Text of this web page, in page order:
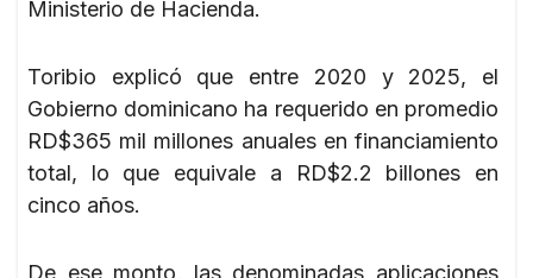
Ministerio de Hacienda.
Toribio explicó que entre 2020 y 2025, el
Gobierno dominicano ha requerido en promedio
RD$365 mil millones anuales en financiamiento
total, lo que equivale a RD$2.2 billones en
cinco años.
De ese monto, las denominadas aplicaciones